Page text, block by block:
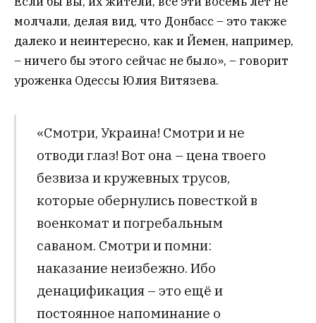
молчали, делая вид, что Донбасс – это также
далеко и неинтересно, как и Йемен, например,
– ничего бы этого сейчас не было», – говорит
уроженка Одессы Юлия Витязева.
«Смотри, Украина! Смотри и не
отводи глаз! Вот она – цена твоего
безвиза и кружевных трусов,
которые обернулись повесткой в
военкомат и погребальным
саваном. Смотри и помни:
наказание неизбежно. Ибо
денацификация – это ещё и
постоянное напоминание о